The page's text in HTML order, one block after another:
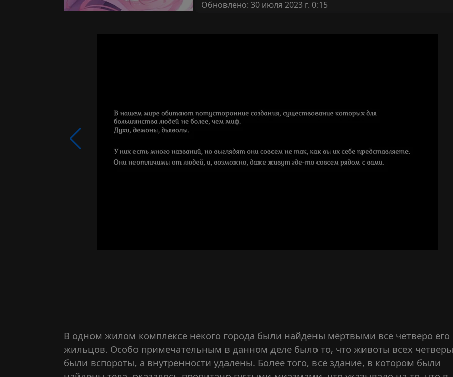
Обновлено: 30 июля 2023 г. 0:15
В одном жилом комплексе некого города были найдены мёртвыми все четверо его
жильцов. Особо примечательным в данном деле было то, что животы всех
были вспороты, а внутренности удалены. Более того, всё здание, в котором были